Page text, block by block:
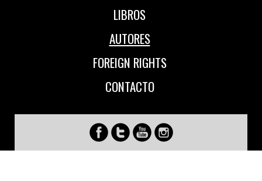
LIBROS
AUTORES
FOREIGN RIGHTS
CONTACTO